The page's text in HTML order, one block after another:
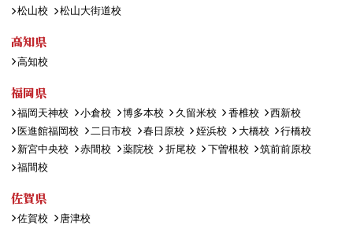
松山校 松山大街道校
高知県
高知校
福岡県
福岡天神校 小倉校 博多本校 久留米校 香椎校
西新校
医進館福岡校
二日市校 春日原校 姪浜校 大橋校
行橋校
新宮中央校
赤間校 薬院校 折尾校 下曽根校
筑前前原校
福間校
佐賀県
佐賀校 唐津校